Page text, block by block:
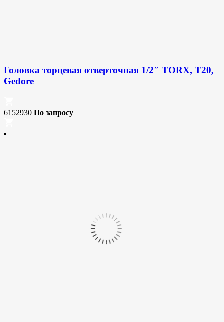
Головка торцевая отверточная 1/2″ TORX, T20,
Gedore
6152930 По запросу